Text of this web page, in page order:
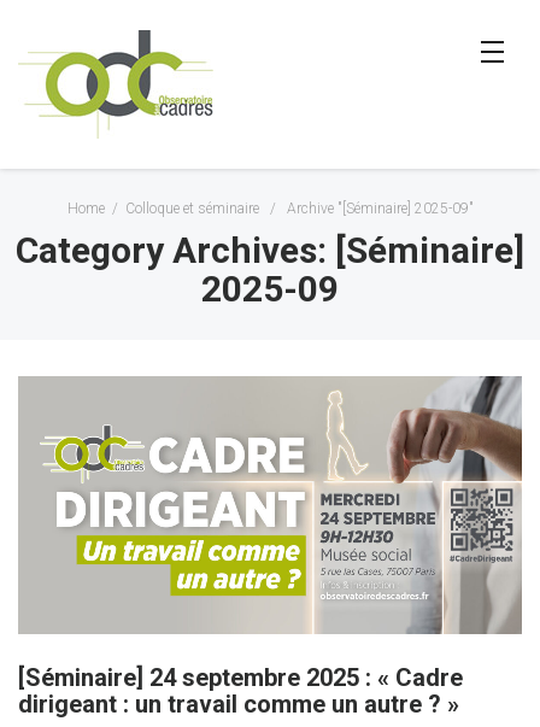
Home / Colloque et séminaire / Archive "[Séminaire] 2025-09"
Category Archives: [Séminaire]
2025-09
[Séminaire] 24 septembre 2025 : « Cadre
dirigeant : un travail comme un autre ? »